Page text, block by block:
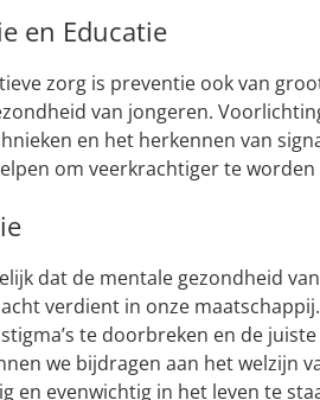
en Educatie
zorg is preventie ook van
van jongeren.
en het herkennen van
om veerkrachtiger te
dat de mentale gezondheid
verdient in onze
te doorbreken en de
we bijdragen aan het welzijn
en evenwichtig in het leven te